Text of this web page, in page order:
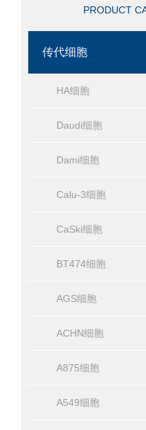
PRODUCT
传代细胞
HA细胞
Daudi细胞
Dami细胞
Calu-3细胞
CaSki细胞
BT474细胞
AGS细胞
ACHN细胞
A875细胞
A549细胞